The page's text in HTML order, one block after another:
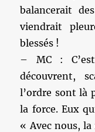
balancerait
viendrait
blessés !
– MC :
découvrent,
l’ordre sont là
la force. Eux
« Avec nous,